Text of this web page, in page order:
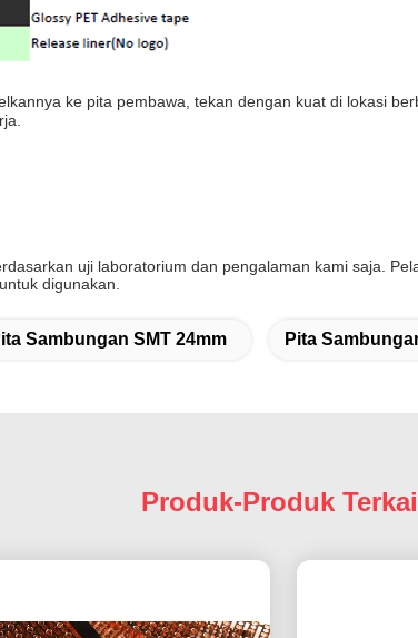
ke pita pembawa, tekan dengan kuat di lokasi
uji laboratorium dan pengalaman kami saja.
digunakan.
Sambungan SMT 24mm Pita
Produk-Produk